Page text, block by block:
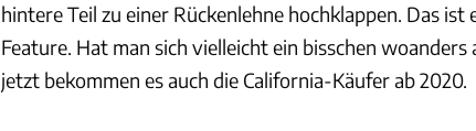
hintere Teil zu einer Rückenlehne hochklappen. Das
Feature. Hat man sich vielleicht ein bisschen woanders
jetzt bekommen es auch die California-Käufer ab 2020.